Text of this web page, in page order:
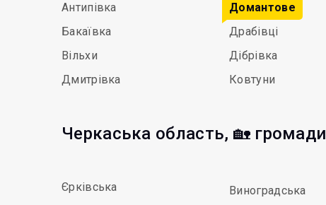
Антипівка
Бакаївка
Вільхи
Дмитрівка
Домантове
Драбівці
Дібрівка
Ковтуни
Черкаська область, 🏡 громади
Єрківська
Виноградська